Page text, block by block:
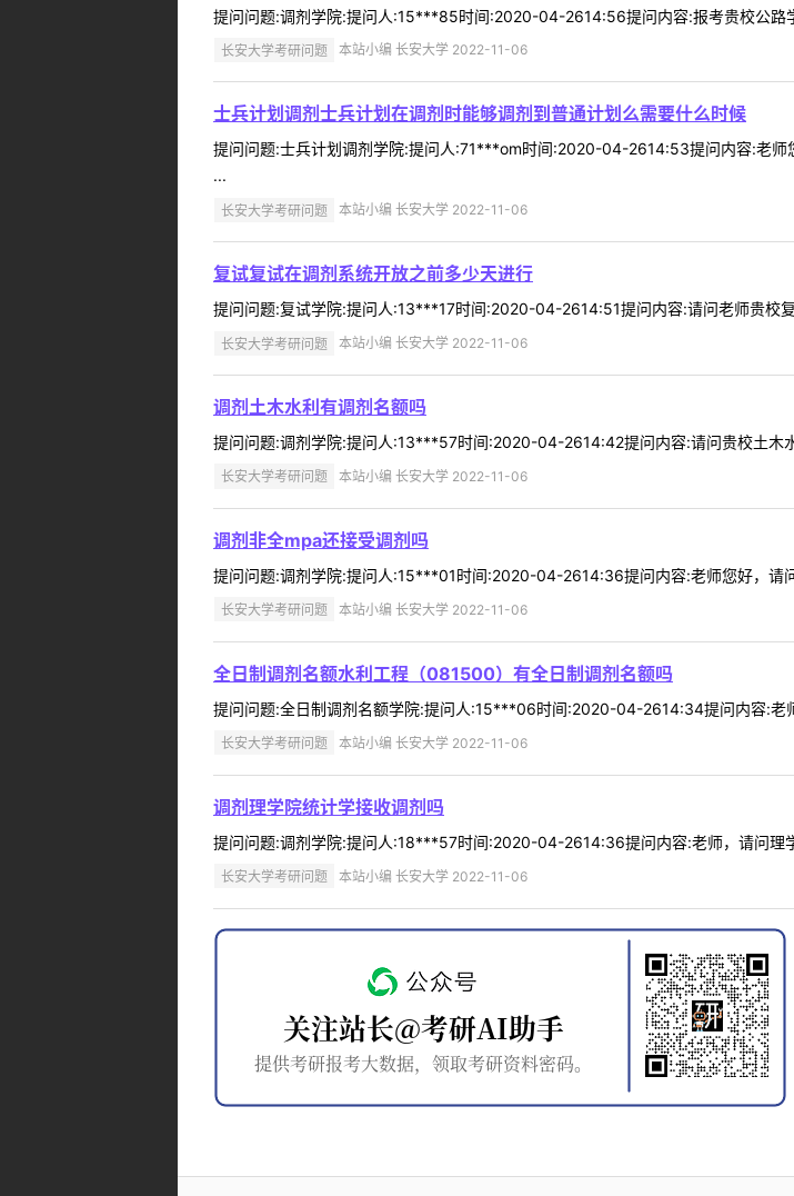
提问问题:调剂学院:提问人:15***85时间:2020-04-2614:56提问内容:报考贵校公路
长安大学考研问题 本站小编 长安大学 2022-11-06
士兵计划调剂士兵计划在调剂时能够调剂到普通计划么需要什么时候
提问问题:士兵计划调剂学院:提问人:71***om时间:2020-04-2614:53提问内容:老师
...
长安大学考研问题 本站小编 长安大学 2022-11-06
复试复试在调剂系统开放之前多少天进行
提问问题:复试学院:提问人:13***17时间:2020-04-2614:51提问内容:请问老师贵校
长安大学考研问题 本站小编 长安大学 2022-11-06
调剂土木水利有调剂名额吗
提问问题:调剂学院:提问人:13***57时间:2020-04-2614:42提问内容:请问贵校土木
长安大学考研问题 本站小编 长安大学 2022-11-06
调剂非全mpa还接受调剂吗
提问问题:调剂学院:提问人:15***01时间:2020-04-2614:36提问内容:老师您好，请
长安大学考研问题 本站小编 长安大学 2022-11-06
全日制调剂名额水利工程（081500）有全日制调剂名额吗
提问问题:全日制调剂名额学院:提问人:15***06时间:2020-04-2614:34提问内容:老
长安大学考研问题 本站小编 长安大学 2022-11-06
调剂理学院统计学接收调剂吗
提问问题:调剂学院:提问人:18***57时间:2020-04-2614:36提问内容:老师，请问理
长安大学考研问题 本站小编 长安大学 2022-11-06